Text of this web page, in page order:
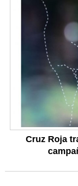
Cruz Roja